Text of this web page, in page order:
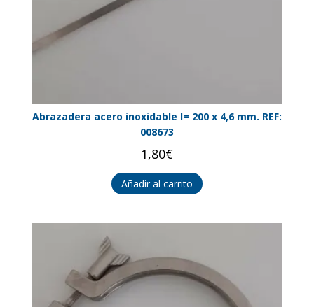
Abrazadera acero inoxidable l= 200 x 4,6 mm. REF:
008673
1,80€
Añadir al carrito